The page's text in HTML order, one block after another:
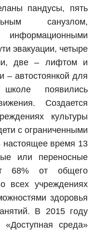
пандусы, пять
санузлом,
эвакуации, четыре
две – лифтом и
– автостоянкой для
появились
Создается
культуры
с ограниченными
настоящее время 13
или переносные
68% от общего
всех учреждениях
здоровья
В 2015 году
«Доступная среда»